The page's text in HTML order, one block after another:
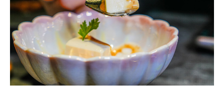
極度綿密之間的絲滑感，搭配的胡麻醬在舌尖化開，簡單
純粹就很讓人驚豔!
無花果旬野菜沙拉